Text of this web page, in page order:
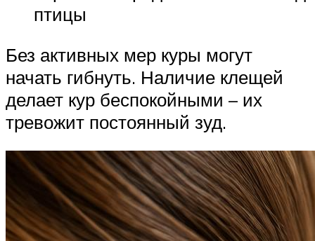
птицы
Без активных мер куры могут
начать гибнуть. Наличие клещей
делает кур беспокойными – их
тревожит постоянный зуд.